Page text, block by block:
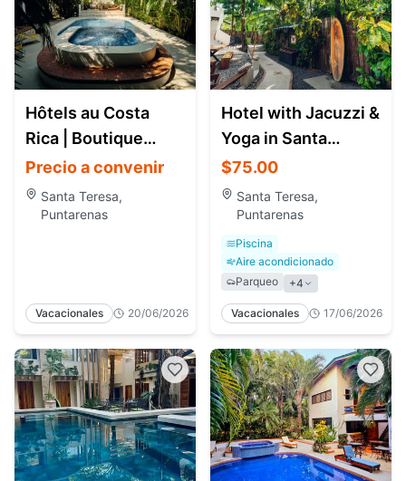
Hôtels au Costa
Rica | Boutique
Hotels, Resorts &
Hébergements de
charme
Precio a convenir
Santa Teresa,
Puntarenas
Vacacionales 20/06/2026
Hotel with Jacuzzi &
Yoga in Santa
Teresa Costa Rica |
Dreamcatcher Ho
$75.00
Santa Teresa,
Puntarenas
Piscina
Aire acondicionado
Parqueo
+4
Vacacionales 17/06/2026